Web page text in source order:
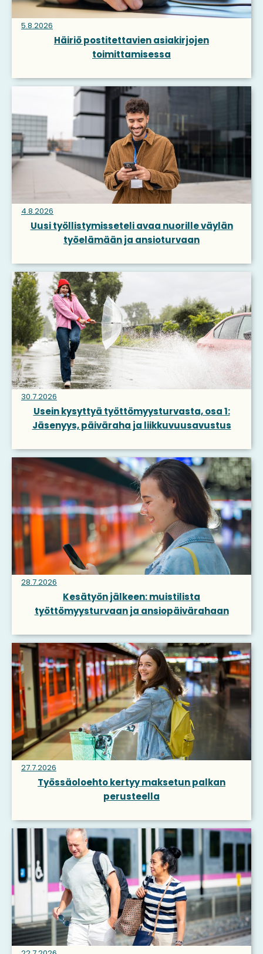
5.8.2026
Häiriö postitettavien asiakirjojen
toimittamisessa
4.8.2026
Uusi työllistymisseteli avaa nuorille väylän
työelämään ja ansioturvaan
30.7.2026
Usein kysyttyä työttömyysturvasta, osa 1:
Jäsenyys, päiväraha ja liikkuvuusavustus
28.7.2026
Kesätyön jälkeen: muistilista
työttömyysturvaan ja ansiopäivärahaan
27.7.2026
Työssäoloehto kertyy maksetun palkan
perusteella